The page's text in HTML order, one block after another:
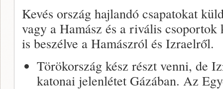
Kevés ország hajlandó csapatokat
vagy a Hamász és a rivális
is beszélve a Hamászról és Izraelről.
Törökország kész részt venni, de
katonai jelenlétet Gázában. Az